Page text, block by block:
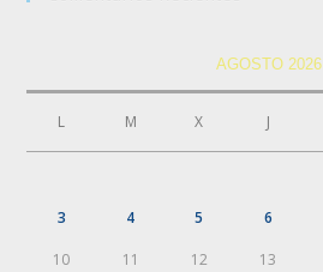
AGOSTO 2026
L M X J
3 4 5 6
10 11 12 13